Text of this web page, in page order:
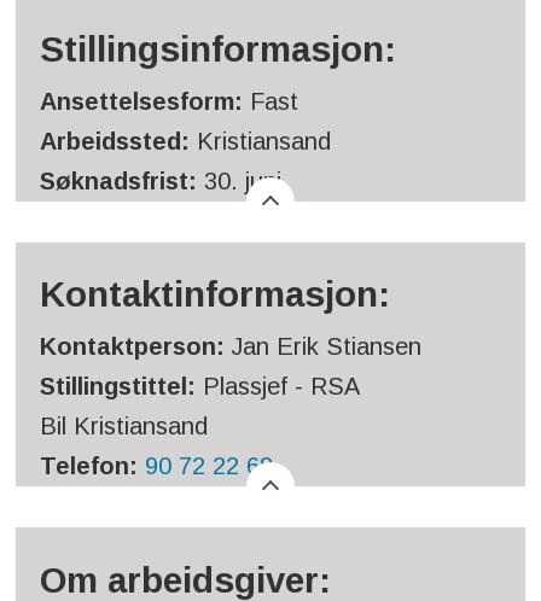
Stillingsinformasjon:
Ansettelsesform: Fast
Arbeidssted: Kristiansand
Søknadsfrist: 30. juni
Kontaktinformasjon:
Kontaktperson:Jan Erik Stiansen
Stillingstittel: Plassjef - RSA
Bil Kristiansand
Telefon: 90 72 22 68
Om arbeidsgiver: